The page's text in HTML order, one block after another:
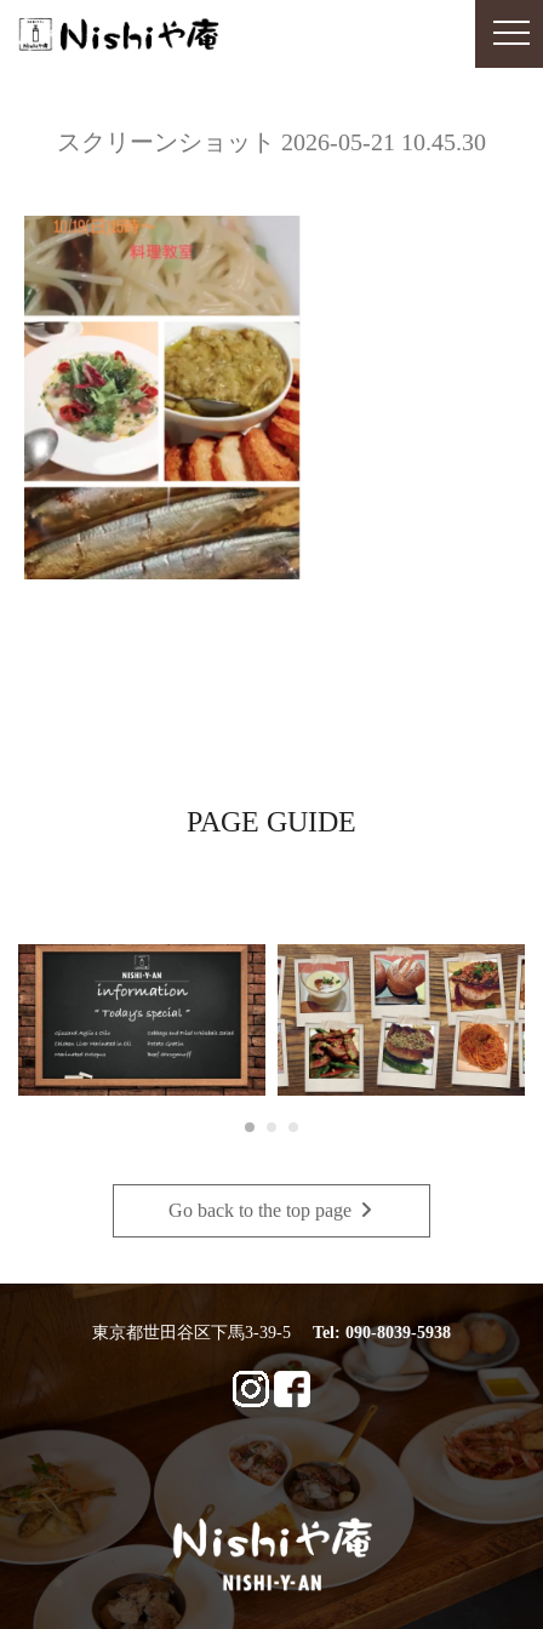
スクリーンショット 2026-05-21 10.45.30
PAGE GUIDE
Go back to the top page
東京都世田谷区下馬3-39-5 Tel: 090-8039-5938